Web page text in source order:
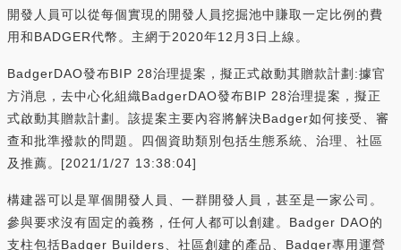
開發人員可以從每個實現的開發人員挖掘池中賺取一定比例的費
用和BADGER代幣。主網于2020年12月3日上線。
BadgerDAO發布BIP 28治理提案，擬正式啟動其贈款計劃:據官
方消息，去中心化組織BadgerDAO發布BIP 28治理提案，擬正
式啟動其贈款計劃。該提案主要內容將解決Badger如何接受、審
查和批準撥款的問題。四個資助類別包括生態系統、治理、社區
及推薦。[2021/1/27 13:38:04]
構建器可以是單個開發人員、一群開發人員，甚至是一家公司。
參與要求沒有固定的義務，任何人都可以創建。Badger DAO的
支柱包括Badger Builders、社區創建的產品、Badger專用運營